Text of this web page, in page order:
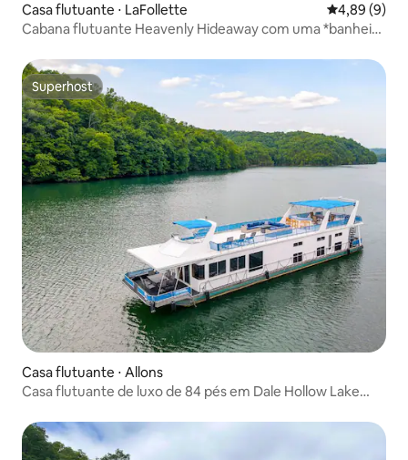
Casa flutuante ⋅ LaFollette 4,89 de uma
4,89 (9)
Cabana flutuante Heavenly Hideaway com uma *banheira
Superhost
Superhost
Casa flutuante ⋅ Allons
Casa flutuante de luxo de 84 pés em Dale Hollow Lake